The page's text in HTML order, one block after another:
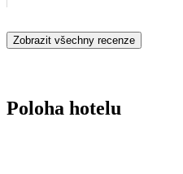
Zobrazit všechny recenze
Poloha hotelu